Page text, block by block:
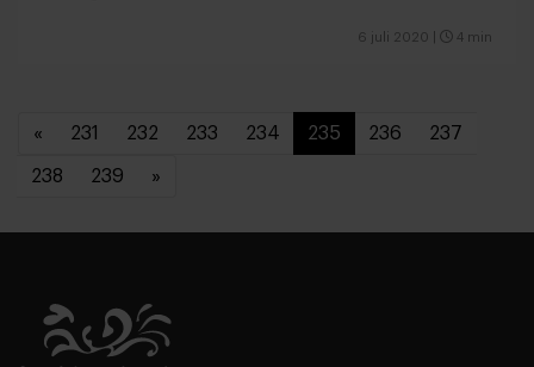
6 juli 2020 4 min
« 231 232 233 234 235 236 237
238 239 »